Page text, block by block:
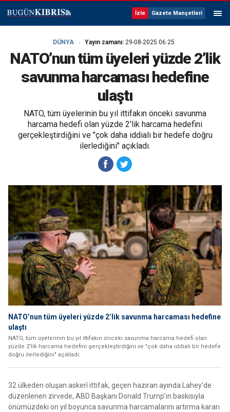
İzle Gazete Manşetleri
DÜNYA Yayın zamanı: 29-08-2025 06:25
NATO’nun tüm üyeleri yüzde 2’lik
savunma harcaması hedefine
ulaştı
NATO, tüm üyelerinin bu yıl ittifakın önceki savunma
harcama hedefi olan yüzde 2'lik harcama hedefini
gerçekleştirdiğini ve "çok daha iddialı bir hedefe doğru
ilerlediğini" açıkladı.
NATO’nun tüm üyeleri yüzde 2’lik savunma harcaması hedefine
ulaştı
NATO, tüm üyelerinin bu yıl ittifakın önceki savunma harcama hedefi olan
yüzde 2'lik harcama hedefini gerçekleştirdiğini ve "çok daha iddialı bir hedefe
doğru ilerlediğini" açıkladı.
32 ülkeden oluşan askerî ittifak, geçen haziran ayında Lahey’de
düzenlenen zirvede, ABD Başkanı Donald Trump’ın baskısıyla
önümüzdeki on yıl boyunca savunma harcamalarını artırma kararı